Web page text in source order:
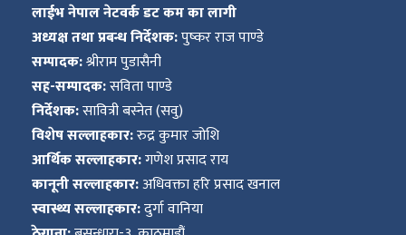
लाईभ नेपाल नेटवर्क डट कम का लागी
अध्यक्ष तथा प्रबन्ध निर्देशक:पुष्कर राज पाण्डे
सम्पादक:श्रीराम पुडासैनी
सह-सम्पादक:सविता पाण्डे
निर्देशक:सावित्री बस्नेत (सवु)
विशेष सल्लाहकार:रुद्र कुमार जोशि
आर्थिक सल्लाहकार:गणेश प्रसाद राय
कानूनी सल्लाहकार:अधिवक्ता हरि प्रसाद खनाल
स्वास्थ्य सल्लाहकार:दुर्गा वानिया